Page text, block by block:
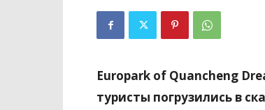
Europark of Quancheng
туристы погрузились в